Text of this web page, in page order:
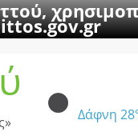
Δάφνη